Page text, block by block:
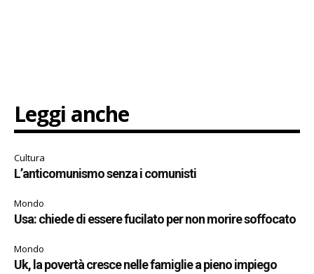
Leggi anche
Cultura
L’anticomunismo senza i comunisti
Mondo
Usa: chiede di essere fucilato per non morire soffocato
Mondo
Uk, la povertà cresce nelle famiglie a pieno impiego